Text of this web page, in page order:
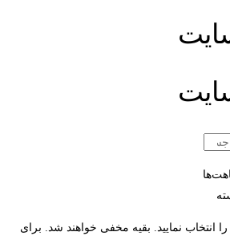
انتخاب نمایید. بقیه مخفی خواهند شد. برای